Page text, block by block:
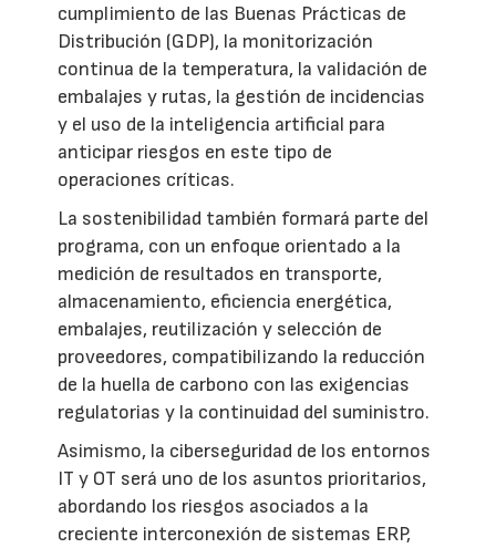
cumplimiento de las Buenas Prácticas de
Distribución (GDP), la monitorización
continua de la temperatura, la validación de
embalajes y rutas, la gestión de incidencias
y el uso de la inteligencia artificial para
anticipar riesgos en este tipo de
operaciones críticas.
La sostenibilidad también formará parte del
programa, con un enfoque orientado a la
medición de resultados en transporte,
almacenamiento, eficiencia energética,
embalajes, reutilización y selección de
proveedores, compatibilizando la reducción
de la huella de carbono con las exigencias
regulatorias y la continuidad del suministro.
Asimismo, la ciberseguridad de los entornos
IT y OT será uno de los asuntos prioritarios,
abordando los riesgos asociados a la
creciente interconexión de sistemas ERP,